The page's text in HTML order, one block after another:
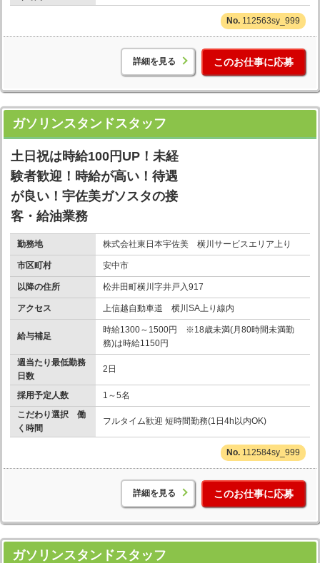
112563sy_999
詳細を見る このお仕事に応募
ガソリンスタンドスタッフ
土日祝は時給100円UP！未経
験者歓迎！時給が高い！待遇
が良い！宇佐美ガソスタの接
客・給油業務
勤務地 株式会社東日本宇佐美 横川サービスエリア上り
市区町村 安中市
以降の住所 松井田町横川字井戸入917
アクセス 上信越自動車道 横川SA上り線内
給与補足
時給1300～1500円 ※18歳未満(月80時間未満勤
務)は時給1150円
週当たり最低勤務
日数
2日
採用予定人数
1～5名
こだわり選択 働
く時間
フルタイム歓迎 短時間勤務(1日4h以内OK)
112584sy_999
詳細を見る このお仕事に応募
ガソリンスタンドスタッフ